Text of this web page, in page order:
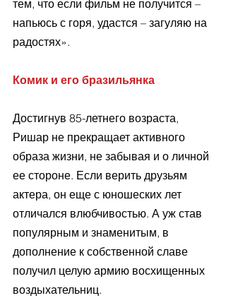
тем, что если фильм не получится –
напьюсь с горя, удастся – загуляю на
радостях».
Комик и его бразильянка
Достигнув 85-летнего возраста,
Ришар не прекращает активного
образа жизни, не забывая и о личной
ее стороне. Если верить друзьям
актера, он еще с юношеских лет
отличался влюбчивостью. А уж став
популярным и знаменитым, в
дополнение к собственной славе
получил целую армию восхищенных
воздыхательниц.